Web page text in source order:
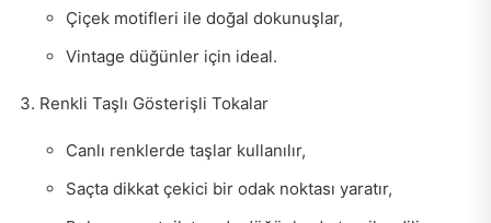
Çiçek motifleri ile doğal dokunuşlar,
Vintage düğünler için ideal.
Renkli Taşlı Gösterişli Tokalar
Canlı renklerde taşlar kullanılır,
Saçta dikkat çekici bir odak noktası yaratır,